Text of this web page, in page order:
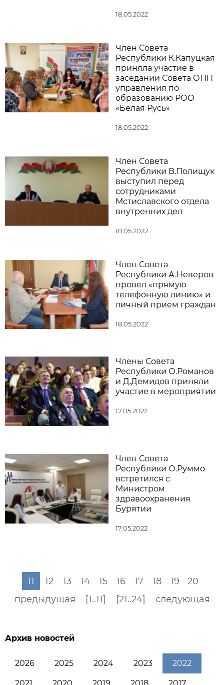
18.05.2022
Член Совета
Республики К.Капуцкая
приняла участие в
заседании Совета ОПП
управления по
образованию РОО
«Белая Русь»
18.05.2022
Член Совета
Республики В.Полищук
выступил перед
сотрудниками
Мстиславского отдела
внутренних дел
18.05.2022
Член Совета
Республики А.Неверов
провел «прямую
телефонную линию» и
личный прием граждан
18.05.2022
Члены Совета
Республики О.Романов
и Д.Демидов приняли
участие в мероприятии
17.05.2022
Член Совета
Республики О.Руммо
встретился с
Министром
здравоохранения
Бурятии
17.05.2022
предыдущая [1..11]
11 12 13 14 15 16 17 18 19
20
[21..24]
следующая
Архив новостей
2026 2025 2024 2023 2022